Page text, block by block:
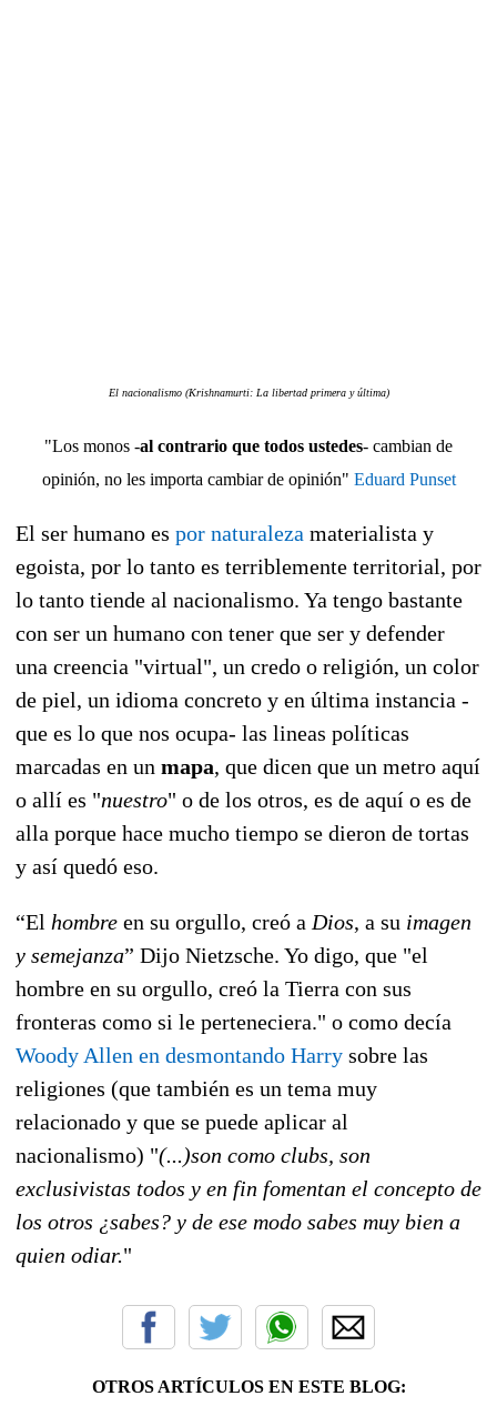
El nacionalismo (Krishnamurti: La libertad primera y última)
"Los monos -al contrario que todos ustedes- cambian de
opinión, no les importa cambiar de opinión" Eduard Punset
El ser humano es por naturaleza materialista y
egoista, por lo tanto es terriblemente territorial, por
lo tanto tiende al nacionalismo. Ya tengo bastante
con ser un humano con tener que ser y defender
una creencia "virtual", un credo o religión, un color
de piel, un idioma concreto y en última instancia -
que es lo que nos ocupa- las lineas políticas
marcadas en un mapa, que dicen que un metro aquí
o allí es "nuestro" o de los otros, es de aquí o es de
alla porque hace mucho tiempo se dieron de tortas
y así quedó eso.
“El hombre en su orgullo, creó a Dios, a su imagen
y semejanza” Dijo Nietzsche. Yo digo, que "el
hombre en su orgullo, creó la Tierra con sus
fronteras como si le perteneciera." o como decía
Woody Allen en desmontando Harry sobre las
religiones (que también es un tema muy
relacionado y que se puede aplicar al
nacionalismo) "(...)son como clubs, son
exclusivistas todos y en fin fomentan el concepto de
los otros ¿sabes? y de ese modo sabes muy bien a
quien odiar."
OTROS ARTÍCULOS EN ESTE BLOG: